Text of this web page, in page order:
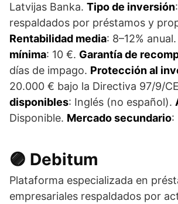
Latvijas Banka. Tipo de inversión
respaldados por préstamos y
Rentabilidad media: 8–12% anual.
mínima: 10 €. Garantía de
días de impago. Protección al
20.000 € bajo la Directiva 97/9/
disponibles: Inglés (no español).
Disponible. Mercado secundario:
🟣 Debitum
Plataforma especializada en
empresariales respaldados por